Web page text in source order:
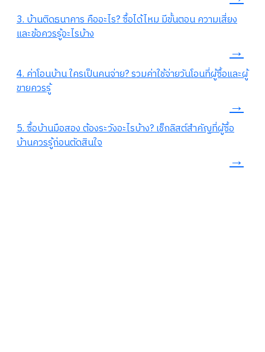
3. บ้านติดธนาคาร คืออะไร? ซื้อได้ไหม มีขั้นตอน ความเสี่ยง
และข้อควรรู้อะไรบ้าง
→
4. ค่าโอนบ้าน ใครเป็นคนจ่าย? รวมค่าใช้จ่ายวันโอนที่ผู้ซื้อและผู้
ขายควรรู้
→
5. ซื้อบ้านมือสอง ต้องระวังอะไรบ้าง? เช็กลิสต์สำคัญที่ผู้ซื้อ
บ้านควรรู้ก่อนตัดสินใจ
→